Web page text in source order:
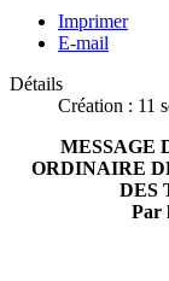
Imprimer
E-mail
Détails
Création : 11
MESSAGE
ORDINAIRE
DES
Par